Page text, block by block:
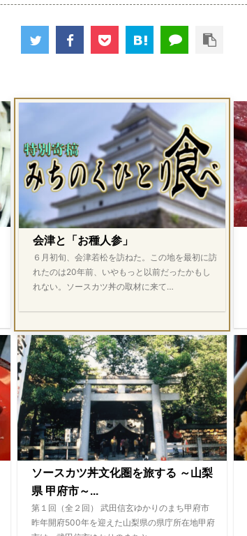
会津と「お種人参」
６月初旬、会津若松を訪ねた。この地を最初に訪
れたのは20年前、いやもっと以前だったかもし
れない。ソースカツ丼の取材に来て…
ソースカツ丼文化圏を旅する ～山梨
県 甲府市～...
第１回（全２回） 武田信玄ゆかりのまち甲府市
昨年開府500年を迎えた山梨県の県庁所在地甲府